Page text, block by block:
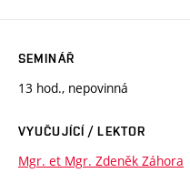
SEMINÁŘ
13 hod., nepovinná
VYUČUJÍCÍ / LEKTOR
Mgr. et Mgr. Zdeněk Záhora